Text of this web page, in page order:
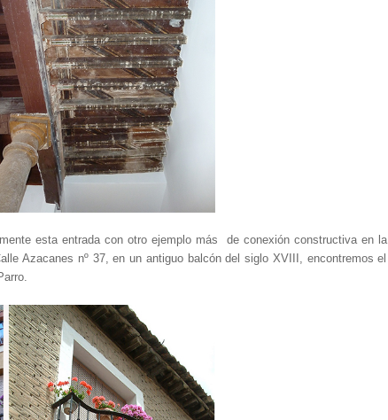
esta entrada con otro ejemplo más de conexión constructiva en la
Azacanes nº 37, en un antiguo balcón del siglo XVIII, encontremos el